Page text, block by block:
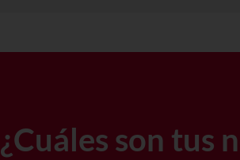
¿Cuáles son tus